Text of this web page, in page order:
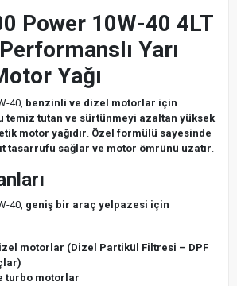
Power 10W-40 4LT
Yarı
Yağı
40, benzinli ve dizel motorlar için
tutan ve sürtünmeyi azaltan yüksek
motor yağıdır. Özel formülü sayesinde
tasarrufu sağlar ve motor ömrünü uzatır.
40, geniş bir araç yelpazesi için
motorlar (Dizel Partikül Filtresi – DPF
turbo motorlar